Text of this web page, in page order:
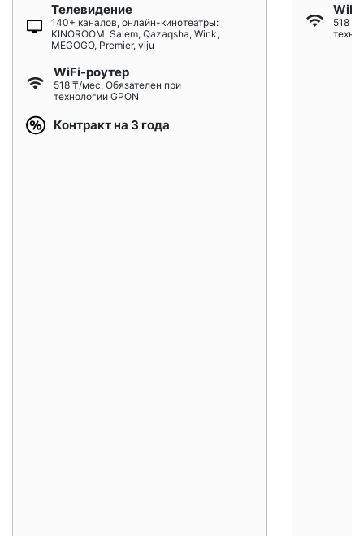
Телевидение
140+ каналов, онлайн-кинотеатры:
KINOROOM, Salem, Qazaqsha, Wink,
MEGOGO, Premier, viju
WiFi-роутер
518 ₸/мес. Обязателен при
технологии GPON
Контракт на 3 года
518